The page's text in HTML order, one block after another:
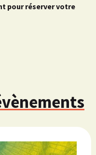
pour réserver votre